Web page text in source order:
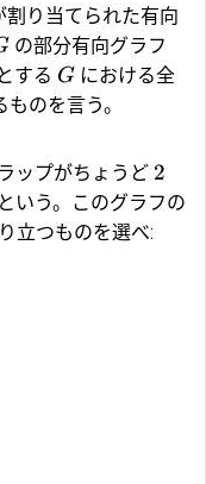
割り当てられた有向
の部分有向グラフ
する G における全
のを言う。
ップがちょうど 2
いう。このグラフの
立つものを選べ: